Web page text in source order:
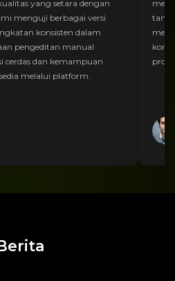
yang setara dengan
menguji berbagai versi
konsisten dalam
pengeditan manual
cerdas dan kemampuan
melalui platform.